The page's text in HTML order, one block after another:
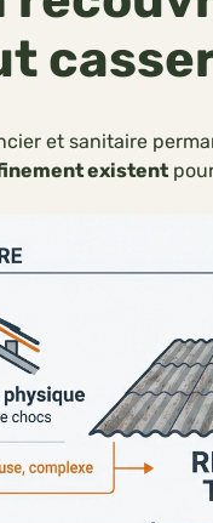
et sanitaire
existent